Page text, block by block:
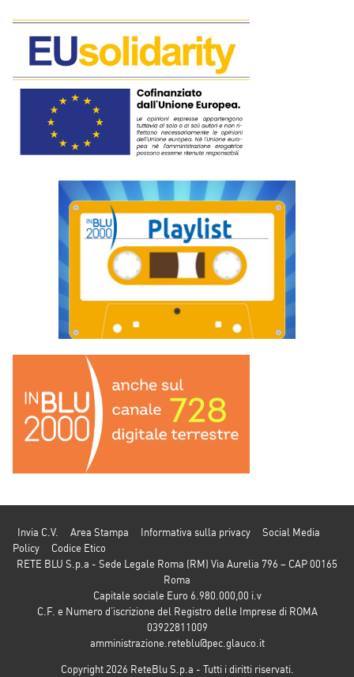
Invia C.V. Area Stampa Informativa sulla privacy
Social Media
Policy
Codice Etico
RETE BLU S.p.a - Sede Legale Roma (RM) Via Aurelia 796 – CAP 00165
Roma
Capitale sociale Euro 6.980.000,00 i.v
C.F. e Numero d’iscrizione del Registro delle Imprese di ROMA
03922811009
amministrazione.reteblu@pec.glauco.it
Copyright 2026 ReteBlu S.p.a - Tutti i diritti riservati.